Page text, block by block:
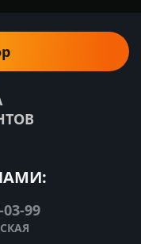
03-99